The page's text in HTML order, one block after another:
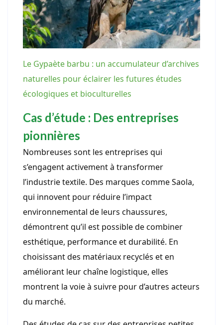
Le Gypaète barbu : un accumulateur d’archives
naturelles pour éclairer les futures études
écologiques et bioculturelles
Cas d’étude : Des entreprises
pionnières
Nombreuses sont les entreprises qui
s’engagent activement à transformer
l’industrie textile. Des marques comme Saola,
qui innovent pour réduire l’impact
environnemental de leurs chaussures,
démontrent qu’il est possible de combiner
esthétique, performance et durabilité. En
choisissant des matériaux recyclés et en
améliorant leur chaîne logistique, elles
montrent la voie à suivre pour d’autres acteurs
du marché.